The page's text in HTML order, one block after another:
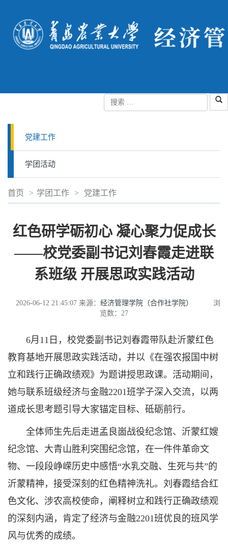
党建工作
学团活动
首页 > 学团工作 > 党建工作
红色研学砺初心 凝心聚力促成长
——校党委副书记刘春霞走进联
系班级 开展思政实践活动
2026-06-12 21:45:07 来源： 经济管理学院（合作社学院）
浏
览数： 27
6月11日，校党委副书记刘春霞带队赴沂蒙红色
教育基地开展思政实践活动，并以《在强农报国中树
立和践行正确政绩观》为题讲授思政课。活动期间，
她与联系班级经济与金融2201班学子深入交流，以两
道成长思考题引导大家锚定目标、砥砺前行。
全体师生先后走进孟良崮战役纪念馆、沂蒙红嫂
纪念馆、大青山胜利突围纪念馆，在一件件革命文
物、一段段峥嵘历史中感悟“水乳交融、生死与共”的
沂蒙精神，接受深刻的红色精神洗礼。刘春霞结合红
色文化、涉农高校使命，阐释树立和践行正确政绩观
的深刻内涵，肯定了经济与金融2201班优良的班风学
风与优秀的成绩。